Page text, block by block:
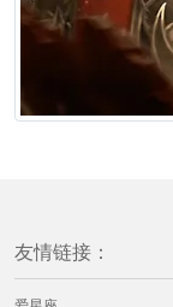
友情链接：